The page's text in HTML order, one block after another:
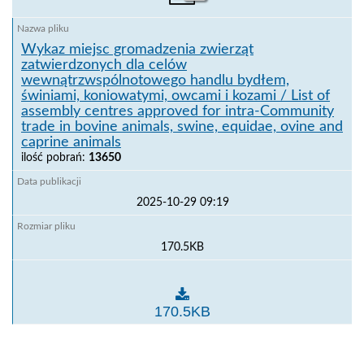
Wykaz miejsc gromadzenia zwierząt
zatwierdzonych dla celów
wewnątrzwspólnotowego handlu bydłem,
świniami, koniowatymi, owcami i kozami / List of
assembly centres approved for intra-Community
trade in bovine animals, swine, equidae, ovine and
caprine animals
ilość pobrań: 13650
2025-10-29 09:19
170.5KB
Wykaz miejsc gromadzenia zwierząt
170.5KB